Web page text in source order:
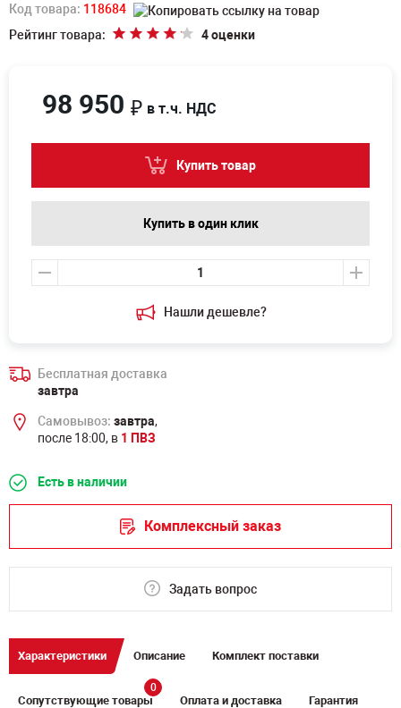
Код товара: 118684
Рейтинг товара:
4 оценки
Нашли дешевле?
98 950 ₽ в т.ч. НДС
Купить товар
Купить в один клик
Бесплатная доставка
завтра
Самовывоз: завтра,
после 18:00, в 1 ПВЗ
Есть в наличии
Комплексный заказ
Задать вопрос
Характеристики Описание Комплект поставки
Сопутствующие товары
0
Оплата и доставка Гарантия